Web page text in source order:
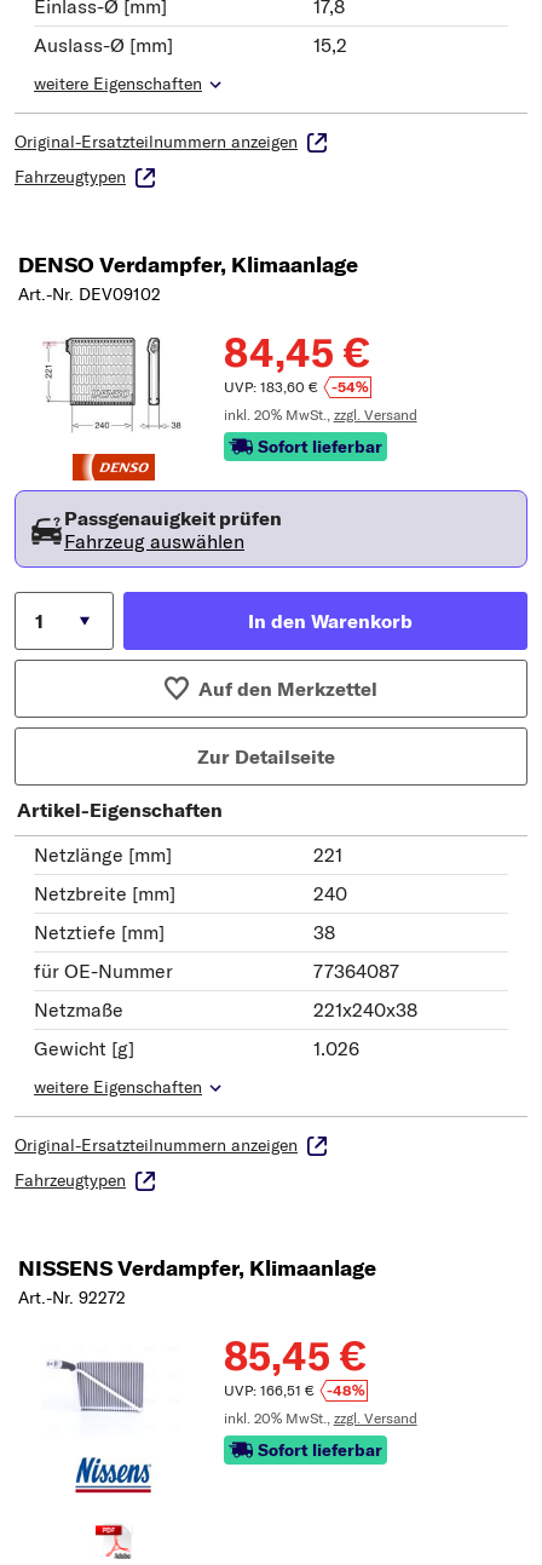
Einlass-Ø [mm]
17,8
Auslass-Ø [mm]
15,2
weitere Eigenschaften
Original-Ersatzteilnummern anzeigen
Fahrzeugtypen
DENSO Verdampfer, Klimaanlage
Art.-Nr. DEV09102
84,45 €
UVP: 183,60 €
-54%
inkl. 20% MwSt., zzgl. Versand
Sofort lieferbar
Passgenauigkeit prüfen
Fahrzeug auswählen
In den Warenkorb
Auf den Merkzettel
Zur Detailseite
Artikel-Eigenschaften
Netzlänge [mm]
221
Netzbreite [mm]
240
Netztiefe [mm]
38
für OE-Nummer
77364087
Netzmaße
221x240x38
Gewicht [g]
1.026
weitere Eigenschaften
Original-Ersatzteilnummern anzeigen
Fahrzeugtypen
NISSENS Verdampfer, Klimaanlage
Art.-Nr. 92272
85,45 €
UVP: 166,51 €
-48%
inkl. 20% MwSt., zzgl. Versand
Sofort lieferbar